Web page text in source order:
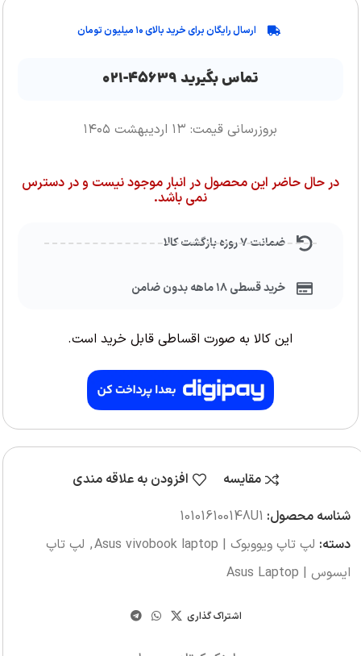
ارسال رایگان برای خرید بالای ۱۰ میلیون تومان
تماس بگیرید ۴۵۶۳۹-۰۲۱
بروزرسانی قیمت: ۱۳ اردیبهشت ۱۴۰۵
در حال حاضر این محصول در انبار موجود نیست و در دسترس
نمی باشد.
ضمانت ۷ روزه بازگشت کالا
خرید قسطی ۱۸ ماهه بدون ضامن
این کالا به صورت اقساطی قابل خرید است.
مقایسه
افزودن به علاقه مندی
شناسه محصول: 101016‎100148U1
دسته: لپ تاپ ویووبوک | Asus vivobook laptop , لپ تاپ
ایسوس | Asus Laptop
اشتراک گذاری